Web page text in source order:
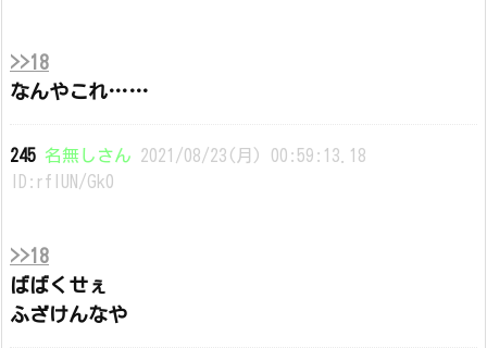
>>18
なんやこれ……
245 名無しさん 2021/08/23(月) 00:59:13.18
ID:rflUN/Gk0
>>18
ばばくせぇ
ふざけんなや